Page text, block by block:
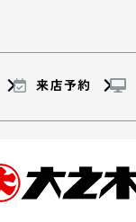
来店予約